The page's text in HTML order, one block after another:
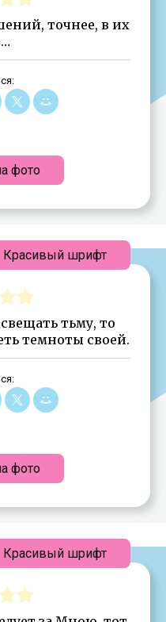
точнее, в их
фото
тьму, то
темноты своей.
фото
Красивый шрифт
Красивый шрифт